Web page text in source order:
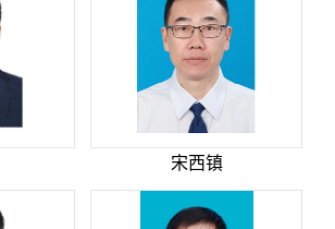
宋西镇